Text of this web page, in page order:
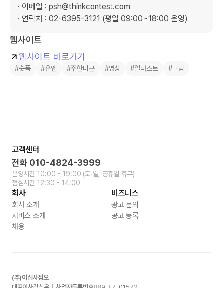
· 이메일 : psh@thinkcontest.com
· 연락처 : 02-6395-3121 (평일 09:00~18:00 운영)
웹사이트
웹사이트 바로가기
#숏폼 #유엔 #주한미군 #영상 #일러스트 #그림
고객센터
전화 010-4824-3999
운영시간 10:00 - 19:00 (토∙일, 공휴일 휴무)
점심시간 12:30 - 14:00
회사
회사 소개
서비스 소개
채용
비즈니스
광고 문의
공고 등록
(주)이십사점오